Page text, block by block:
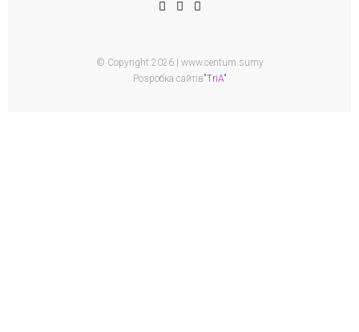
© Copyright 2026 | www.centum.sumy
Розробка сайтів"TriA"